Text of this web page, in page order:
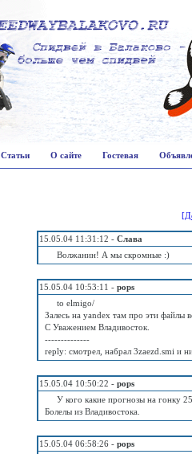
Статьи О сайте Гостевая
15.05.04 11:31:12 - Слава
Волжанин! А мы скромные :)
15.05.04 10:53:11 - pops
to elmigo/
Залесь на yandex там про эти файлы
С Уважением Владивосток.
--------------
reply: смотрел, набрал 3zaezd.smi и
15.05.04 10:50:22 - pops
У кого какие прогнозы на гонку
Болелы из Владивостока.
15.05.04 06:58:26 - pops